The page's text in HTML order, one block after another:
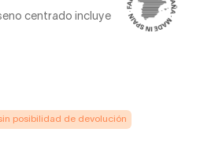
centrado incluye
posibilidad de devolución